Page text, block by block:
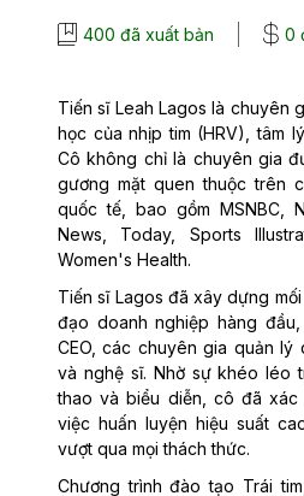
400 đã xuất bản 0
Tiến sĩ Leah Lagos là chuyên
học của nhịp tim (HRV), tâm
Cô không chỉ là chuyên gia
gương mặt quen thuộc trên
quốc tế, bao gồm MSNBC,
News, Today, Sports
Women's Health.
Tiến sĩ Lagos đã xây dựng
đạo doanh nghiệp hàng
CEO, các chuyên gia quản
và nghệ sĩ. Nhờ sự khéo léo
thao và biểu diễn, cô đã
việc huấn luyện hiệu suất
vượt qua mọi thách thức.
Chương trình đào tạo Trái